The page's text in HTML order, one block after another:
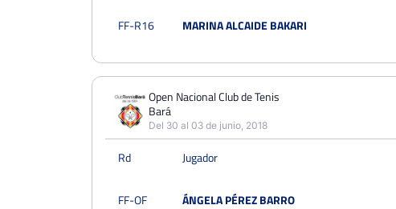
FF-R16 MARINA ALCAIDE BAKARI
Open Nacional Club de Tenis
Bará
Del 30 al 03 de junio, 2018
Rd Jugador
FF-OF ÁNGELA PÉREZ BARRO